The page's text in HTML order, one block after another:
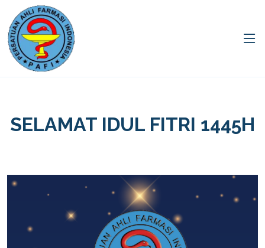
SELAMAT IDUL FITRI 1445H